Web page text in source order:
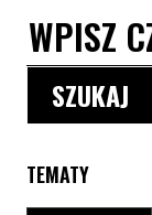
Opcje
Wyszukiwarka
TEMATY